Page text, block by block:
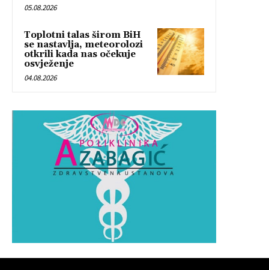
05.08.2026
Toplotni talas širom BiH
se nastavlja, meteorolozi
otkrili kada nas očekuje
osvježenje
04.08.2026